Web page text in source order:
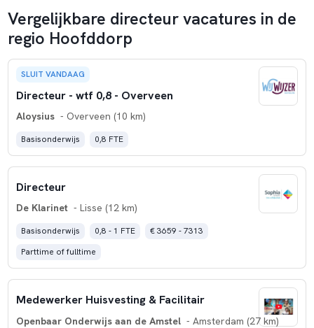
Vergelijkbare directeur vacatures in de
regio Hoofddorp
SLUIT VANDAAG
Directeur - wtf 0,8 - Overveen
Aloysius - Overveen (10 km)
Basisonderwijs 0,8 FTE
Directeur
De Klarinet - Lisse (12 km)
Basisonderwijs 0,8 - 1 FTE
€ 3659 - 7313
Parttime of fulltime
Medewerker Huisvesting & Facilitair
Openbaar Onderwijs aan de Amstel - Amsterdam (27 km)